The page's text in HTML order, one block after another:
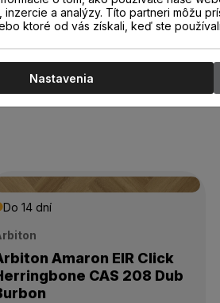
Do 14 dní
Amaron EIR Click
CAS 208 Dub
inzercie a analýzy. Títo partneri môžu
ktoré od vás získali, keď ste
Nastavenia